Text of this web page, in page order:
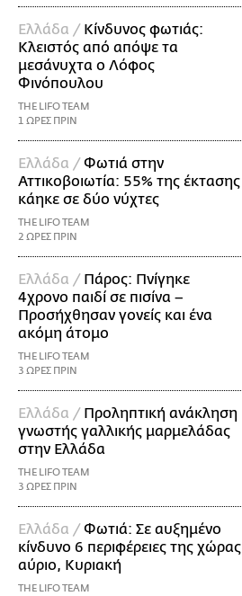
Ελλάδα / Κίνδυνος φωτιάς:
Κλειστός από απόψε τα
μεσάνυχτα ο Λόφος
Φινόπουλου
THE LIFO TEAM
1 ΩΡΕΣ ΠΡΙΝ
Ελλάδα / Φωτιά στην
Αττικοβοιωτία: 55% της έκτασης
κάηκε σε δύο νύχτες
THE LIFO TEAM
2 ΩΡΕΣ ΠΡΙΝ
Ελλάδα / Πάρος: Πνίγηκε
4χρονο παιδί σε πισίνα –
Προσήχθησαν γονείς και ένα
ακόμη άτομο
THE LIFO TEAM
3 ΩΡΕΣ ΠΡΙΝ
Ελλάδα / Προληπτική ανάκληση
γνωστής γαλλικής μαρμελάδας
στην Ελλάδα
THE LIFO TEAM
3 ΩΡΕΣ ΠΡΙΝ
Ελλάδα / Φωτιά: Σε αυξημένο
κίνδυνο 6 περιφέρειες της χώρας
αύριο, Κυριακή
THE LIFO TEAM